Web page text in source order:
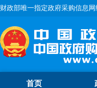
财政部唯一指定政府采购信息
首页